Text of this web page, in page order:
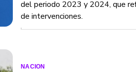
del periodo 2023 y 2024, que
de intervenciones.
NACION